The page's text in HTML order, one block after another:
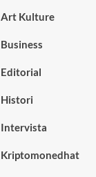
Art Kulture
Business
Editorial
Histori
Intervista
Kriptomonedhat